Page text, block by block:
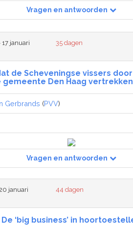
Vragen en antwoorden
17 januari
35 dagen
de Scheveningse vissers
gemeente Den Haag
Gerbrands (PVV)
Vragen en antwoorden
januari
44 dagen
De ‘big business’ in